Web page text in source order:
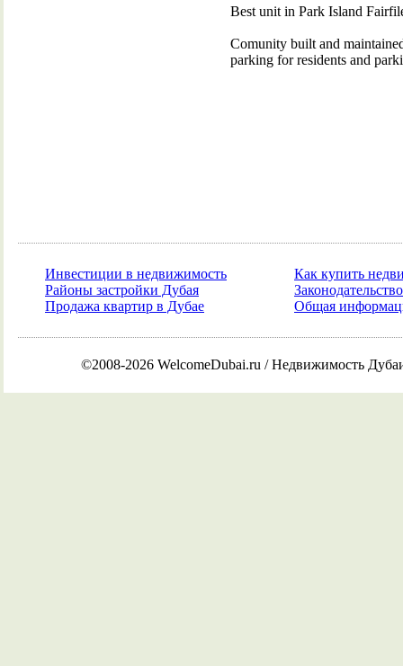
Best unit in Park Island
Comunity built and
parking for residents and
Инвестиции в недвижимость
Районы застройки Дубая
Продажа квартир в Дубае
Как купить
Общая
©2008-2026 WelcomeDubai.ru / Недвижимость